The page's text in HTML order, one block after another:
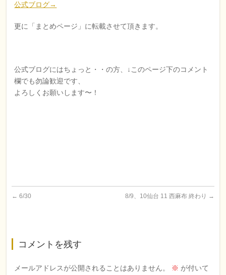
公式ブログ→
更に「まとめページ」に転載させて頂きます。
公式ブログにはちょっと・・の方、↓このページ下のコメント
欄でも勿論歓迎です、
よろしくお願いします〜！
← 6/30 8/9、10仙台 11 西麻布 終わり →
コメントを残す
メールアドレスが公開されることはありません。 ※ が付いて